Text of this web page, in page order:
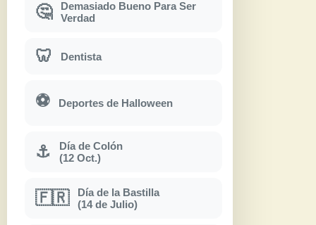
🤔
Demasiado Bueno Para Ser
Verdad
🦷 Dentista
⚽ Deportes de Halloween
⚓
Día de Colón
(12 Oct.)
🇫🇷
Día de la Bastilla
(14 de Julio)